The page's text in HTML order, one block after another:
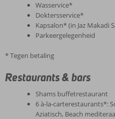
Wasservice*
Doktersservice*
Kapsalon* (in Jaz Makadi
Parkeergelegenheid
* Tegen betaling
Restaurants & bars
Shams buffetrestaurant
6 à-la-carterestaurants*:
Aziatisch, Beach